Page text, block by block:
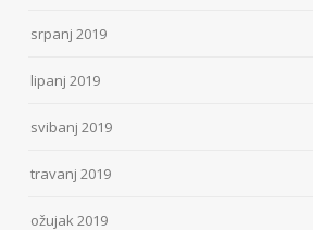
srpanj 2019
lipanj 2019
svibanj 2019
travanj 2019
ožujak 2019